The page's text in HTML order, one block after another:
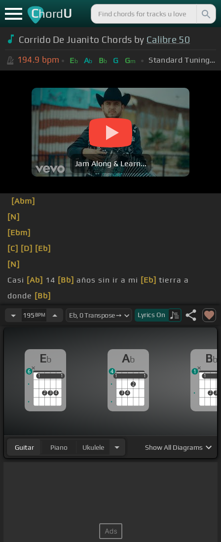
ChordU
Corrido De Juanito Chords by Calibre 50
194.9 bpm Eb Ab Bb G Gm Standard Tuning (EADGBE)
Jam Along & Learn...
[Abm]
[N]
[Ebm]
[C] [D] [Eb]
[N]
Casi [Ab] 14 [Bb] años sin ir a mi [Eb] tierra a
donde [Bb]
[Eb]Dios no
195 BPM Lyrics On
Eb
1
2 3 4
1
1 1
6
Ab
1
3 4
2
1
1 1
4
Bb
1
2 3
1
1
Guitar Piano Ukulele ShowAll Diagrams